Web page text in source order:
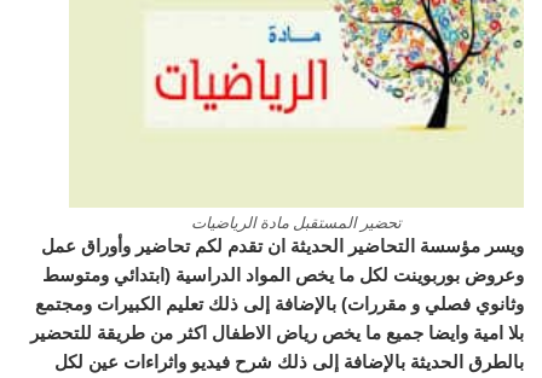
تحضير المستقبل مادة الرياضيات
ويسر مؤسسة التحاضير الحديثة ان تقدم لكم تحاضير وأوراق عمل
وعروض بوربوينت لكل ما يخص المواد الدراسية (ابتدائي ومتوسط
وثانوي فصلي و مقررات) بالإضافة إلى ذلك تعليم الكبيرات ومجتمع
بلا امية وايضا جميع ما يخص رياض الاطفال اكثر من طريقة للتحضير
بالطرق الحديثة بالإضافة إلى ذلك شرح فيديو واثراءات عين لكل